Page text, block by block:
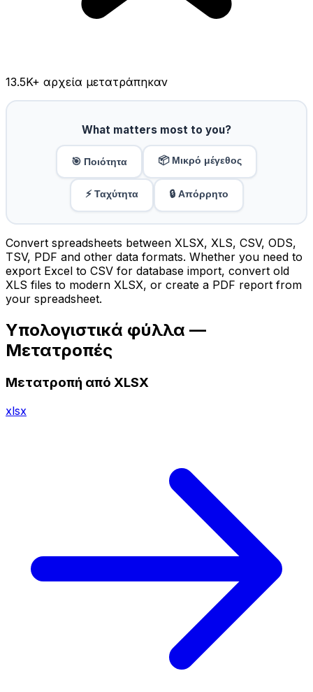
13.5K+ αρχεία μετατράπηκαν
What matters most to you?
🎯 Ποιότητα 📦 Μικρό μέγεθος
⚡ Ταχύτητα 🔒 Απόρρητο
Convert spreadsheets between XLSX, XLS, CSV, ODS,
TSV, PDF and other data formats. Whether you need to
export Excel to CSV for database import, convert old
XLS files to modern XLSX, or create a PDF report from
your spreadsheet.
Υπολογιστικά φύλλα —
Μετατροπές
Μετατροπή από XLSX
xlsx